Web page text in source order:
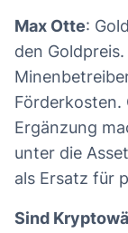
Max Otte:
den
Förderkosten.
Ergänzung
unter die
als Ersatz für
Sind